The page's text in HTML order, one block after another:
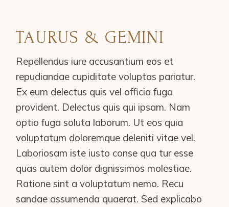
TAURUS & GEMINI
Repellendus iure accusantium eos et
repudiandae cupiditate voluptas pariatur.
Ex eum delectus quis vel officia fuga
provident. Delectus quis qui ipsam. Nam
optio fuga soluta laborum. Ut eos quia
voluptatum doloremque deleniti vitae vel.
Laboriosam iste iusto conse qua tur esse
quas autem dolor dignissimos molestiae.
Ratione sint a voluptatum nemo. Recu
sandae assumenda quaerat. Sed explicabo